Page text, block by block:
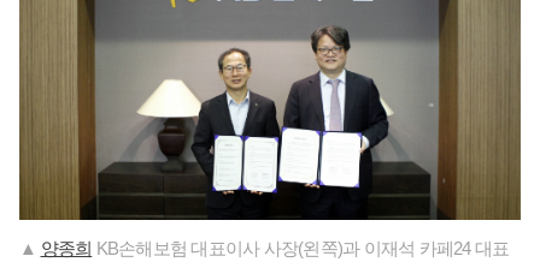
▲ 양종희 KB손해보험 대표이사 사장(왼쪽)과 이재석 카페24 대표